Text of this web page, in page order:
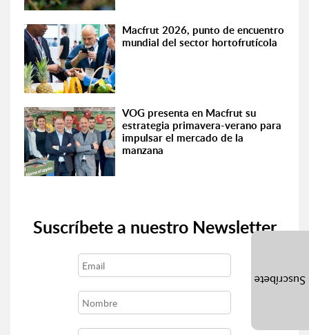
Macfrut 2026, punto de encuentro
mundial del sector hortofrutícola
VOG presenta en Macfrut su
estrategia primavera-verano para
impulsar el mercado de la
manzana
Suscríbete a nuestro Newsletter
Suscríbete